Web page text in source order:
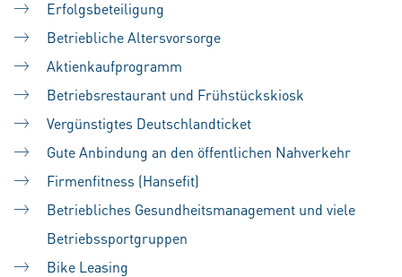
Erfolgsbeteiligung
Betriebliche Altersvorsorge
Aktienkaufprogramm
Betriebsrestaurant und Frühstückskiosk
Vergünstigtes Deutschlandticket
Gute Anbindung an den öffentlichen Nahverkehr
Firmenfitness (Hansefit)
Betriebliches Gesundheitsmanagement und viele
Betriebssportgruppen
Bike Leasing